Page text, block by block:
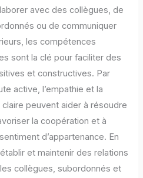
avec des collègues, de
ou de communiquer
les compétences
sont la clé pour faciliter des
et constructives. Par
active, l’empathie et la
peuvent aider à résoudre
la coopération et à
d’appartenance. En
et maintenir des relations
collègues, subordonnés et